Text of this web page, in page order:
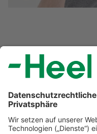
Hier können Sie
„Natürlich gesund“
Ratgeber „Natürlich